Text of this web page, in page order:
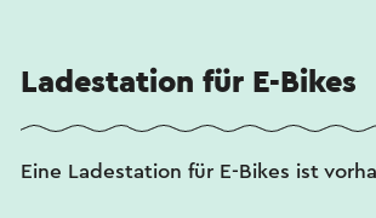
Ladestation für E-Bikes
Eine Ladestation für E-Bikes ist